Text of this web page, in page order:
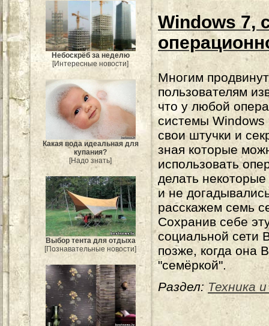
Небоскрёб за неделю
[Интересные новости]
Какая вода идеальная для
купания?
[Надо знать]
Выбор тента для отдыха
[Познавательные новости]
Windows 7,
Многим
пользователям
что у любой
системы Windows
свои штучки и
зная которые
использовать
делать
и не
расскажем семь
Сохранив себе
социальной сети
позже, когда она
"семёркой".
Раздел: Техника